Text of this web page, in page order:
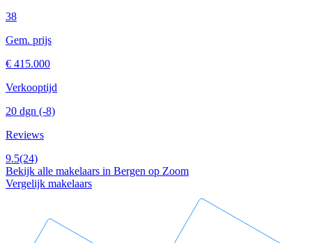
38
Gem. prijs
€ 415.000
Verkooptijd
20 dgn (-8)
Reviews
9.5(24)
Bekijk alle makelaars in Bergen op Zoom
Vergelijk makelaars